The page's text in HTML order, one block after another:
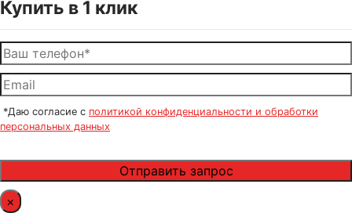
Купить в 1 клик
*Даю согласие с политикой конфиденциальности и обработки
персональных данных
×